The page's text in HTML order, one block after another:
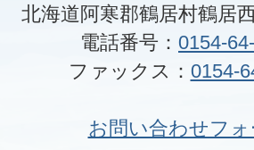
北海道阿寒郡鶴居村鶴居
電話番号： 0154-
ファックス： 0154-
お問い合わせフ